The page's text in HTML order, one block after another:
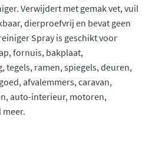
Verwijdert met gemak vet, vuil
dierproefvrij en bevat geen
Spray is geschikt voor
fornuis, bakplaat,
tegels, ramen, spiegels, deuren,
afvalemmers, caravan,
auto-interieur, motoren,